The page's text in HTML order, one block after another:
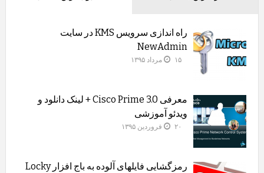
راه اندازی سرویس KMS در سایت
NewAdmin
۱۵ مرداد ۱۳۹۵
معرفی Cisco Prime 3.0 + لینک دانلود و
ویدئو آموزشی
۲۰ فروردین ۱۳۹۵
رمزگشایی فایلهای آلوده به باج افزار Locky